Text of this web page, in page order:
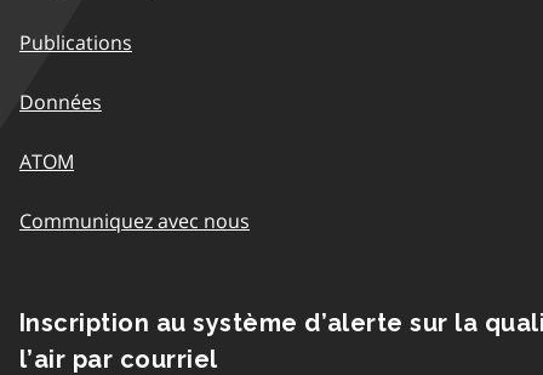
Publications
Données
ATOM
Communiquez avec nous
Inscription au système d’alerte sur la
l’air par courriel